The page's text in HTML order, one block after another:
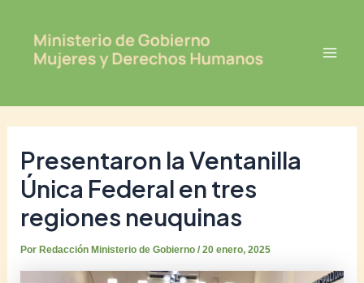
contenido
Presentaron la Ventanilla
Única Federal en tres
regiones neuquinas
Por Redacción Ministerio de Gobierno/20 enero, 2025
navigation